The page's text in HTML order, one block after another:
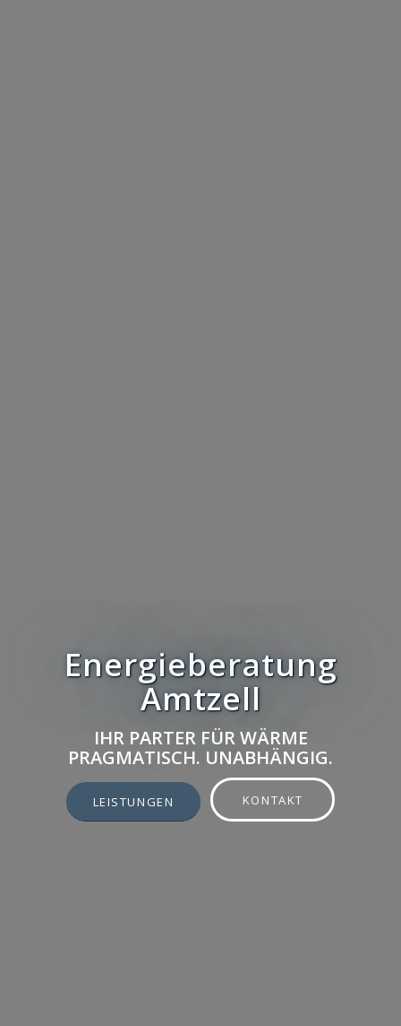
Energieberatung
Amtzell
IHR PARTER FÜR WÄRME
PRAGMATISCH. UNABHÄNGIG.
LEISTUNGEN KONTAKT